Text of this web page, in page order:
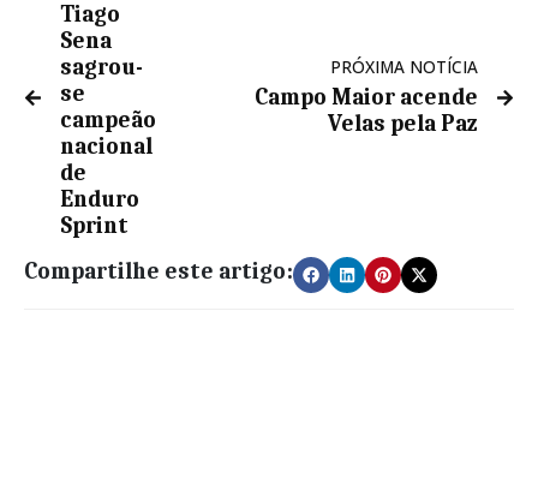
Tiago
Sena
sagrou-
se
campeão
nacional
de
Enduro
Sprint
PRÓXIMA NOTÍCIA
Campo Maior acende
Velas pela Paz
Compartilhe este artigo: